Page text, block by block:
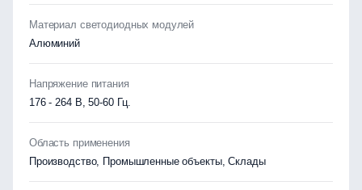
Материал светодиодных модулей
Алюминий
Напряжение питания
176 - 264 В, 50-60 Гц.
Область применения
Производство, Промышленные объекты, Склады